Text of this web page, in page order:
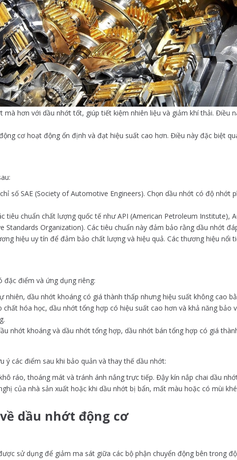
hơn với dầu nhớt tốt, giúp tiết kiệm nhiên liệu và giảm khí thải. Điều
cơ hoạt động ổn định và đạt hiệu suất cao hơn. Điều này đặc biệt
số SAE (Society of Automotive Engineers). Chọn dầu nhớt có độ nhớt
tiêu chuẩn chất lượng quốc tế như API (American Petroleum Institute),
Standards Organization). Các tiêu chuẩn này đảm bảo rằng dầu nhớt
hiệu uy tín để đảm bảo chất lượng và hiệu quả. Các thương hiệu
đặc điểm và ứng dụng riêng:
nhiên, dầu nhớt khoáng có giá thành thấp nhưng hiệu suất không cao
hóa học, dầu nhớt tổng hợp có hiệu suất cao hơn và khả năng bảo
nhớt khoáng và dầu nhớt tổng hợp, dầu nhớt bán tổng hợp có giá
các điểm sau khi bảo quản và thay thế dầu nhớt:
ráo, thoáng mát và tránh ánh nắng trực tiếp. Đậy kín nắp chai dầu
của nhà sản xuất hoặc khi dầu nhớt bị bẩn, mất màu hoặc có mùi
dầu nhớt động cơ
sử dụng để giảm ma sát giữa các bộ phận chuyển động bên trong